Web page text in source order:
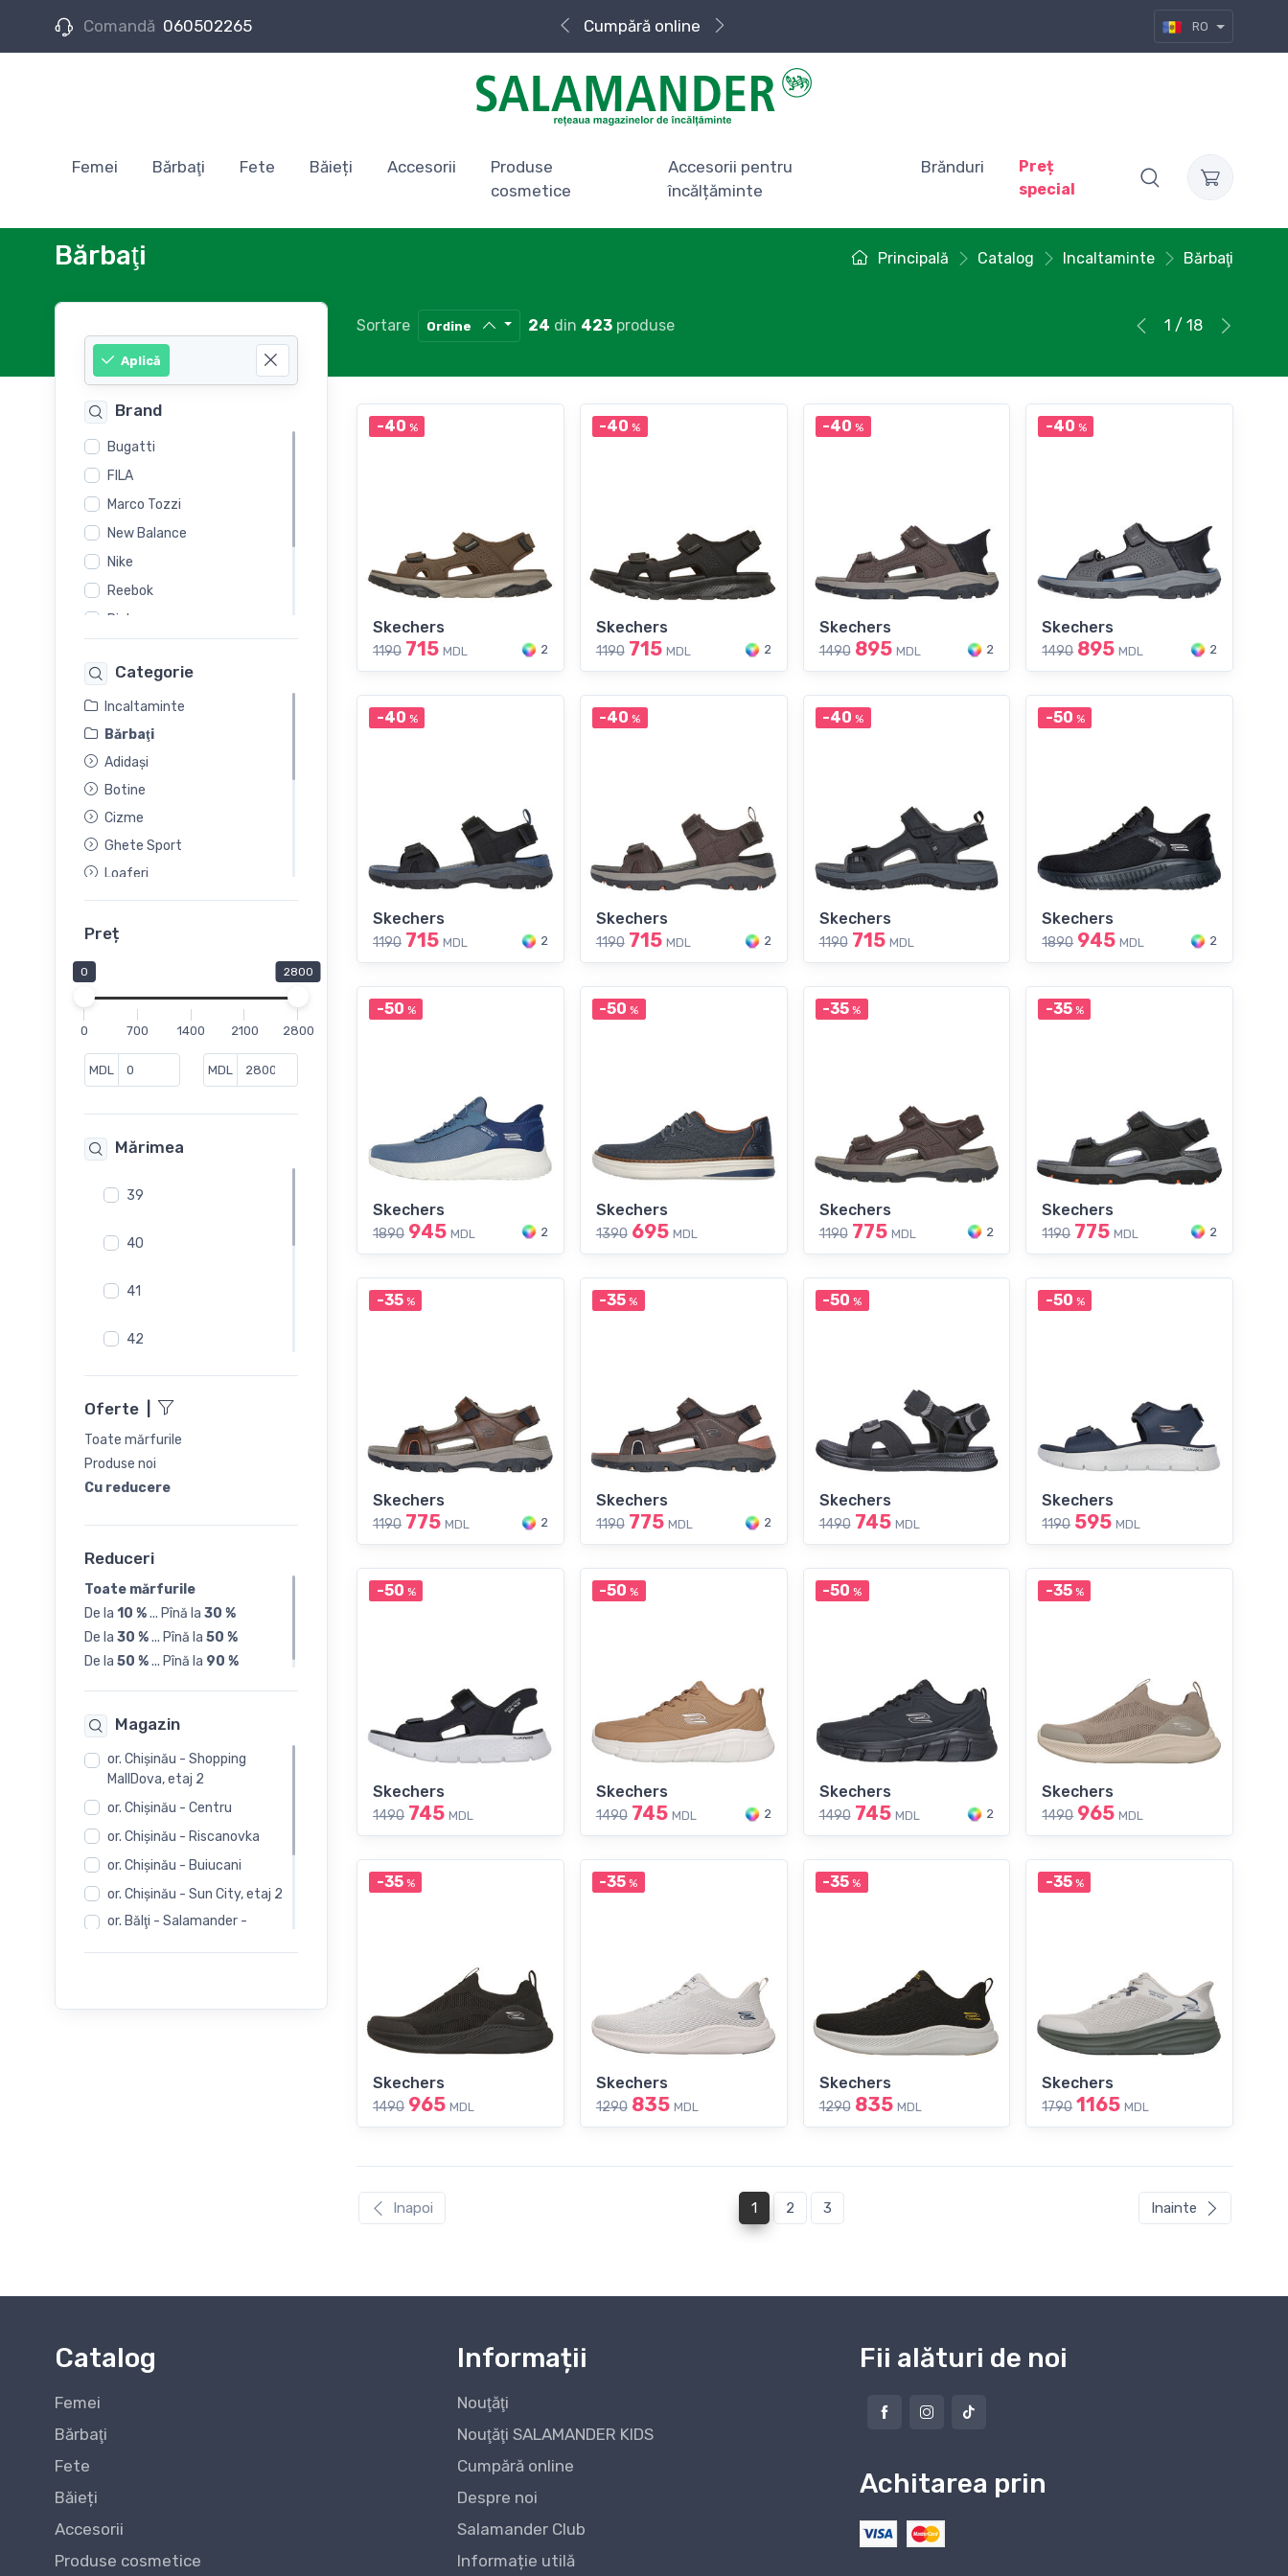
Comandă 060502265
Cumpără
online
Livrare rapidă RO
Femei Bărbaţi Fete Băieți Accesorii
Produse
cosmetice
Accesorii pentru
încălțăminte
Brănduri
Preț
special
Principală Catalog Incaltaminte Bărbaţi
Bărbaţi
Aplică
Brand
Bugatti
FILA
Marco Tozzi
New Balance
Nike
Reebok
Rieker
Salamander
Skechers
Categorie
Incaltaminte
Bărbaţi
Adidași
Botine
Cizme
Ghete Sport
Loaferi
Mocasini
Pantofi
Slip-On
Sneakers
Preț
0 2800
0 700 1400 2100 2800
MDL MDL
Mărimea
39
40
41
42
44
45
46
Oferte
Toate mărfurile
Produse noi
Cu reducere
Reduceri
Toate mărfurile
De la 10 %... Pînă la 30 %
De la 30 %... Pînă la 50 %
De la 50 %... Pînă la 90 %
Magazin
or. Chişinău - Shopping
MallDova, etaj 2
or. Chişinău - Centru
or. Chişinău - Riscanovka
or. Chişinău - Buiucani
or. Chişinău - Sun City, etaj 2
or. Bălţi - Salamander -
or. Bălţi - Rieker -
Sortare Ordine 24 din 423 produse 1 / 18
-40 %
Skechers
1190 715 MDL 2
-40 %
Skechers
1190 715 MDL 2
-40 %
Skechers
1490 895 MDL 2
-40 %
Skechers
1490 895 MDL 2
-40 %
Skechers
1190 715 MDL 2
-40 %
Skechers
1190 715 MDL 2
-40 %
Skechers
1190 715 MDL
-50 %
Skechers
1890 945 MDL 2
-50 %
Skechers
1890 945 MDL 2
-50 %
Skechers
1390 695 MDL
-35 %
Skechers
1190 775 MDL 2
-35%
Skechers
1190 775 MDL 2
-35%
Skechers
1190 775 MDL 2
-35 %
Skechers
1190 775 MDL 2
-50 %
Skechers
1490 745 MDL
-50 %
Skechers
1190 595 MDL
-50 %
Skechers
1490 745 MDL
-50 %
Skechers
1490 745 MDL 2
-50 %
Skechers
1490 745 MDL 2
-35%
Skechers
1490 965 MDL
-35%
Skechers
1490 965 MDL
-35 %
Skechers
1290 835 MDL
-35 %
Skechers
1290 835 MDL
-35%
Skechers
1790 1165 MDL
Inapoi 1(current)
2 3 Inainte
Catalog
Femei
Bărbaţi
Fete
Băieți
Accesorii
Produse cosmetice
Informații
Nouţăţi
Nouţăţi SALAMANDER KIDS
Cumpără online
Despre noi
Salamander Club
Informație utilă
Fii alături de noi
Achitarea prin